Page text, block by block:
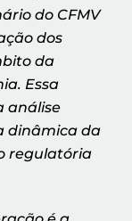
do CFMV
dos
da
Essa
análise
dinâmica da
regulatória